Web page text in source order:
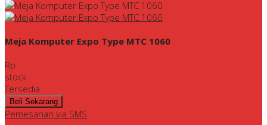
Meja Komputer Expo Type MTC 1060
Rp
stock
Tersedia
Pemesanan via SMS